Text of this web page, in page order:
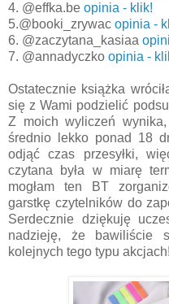
4. @effka.be opinia - klik!
5.@booki_zrywac opinia -
6. @zaczytana_kasiaa
7. @annadyczko opinia -
Ostatecznie książka
się z Wami podzielić
Z moich wyliczeń
średnio lekko ponad 18
odjąć czas przesyłki,
czytana była w miarę
mogłam ten BT
garstkę czytelników do
Serdecznie dziękuję
nadzieję, że bawiliście
kolejnych tego typu akcjach!